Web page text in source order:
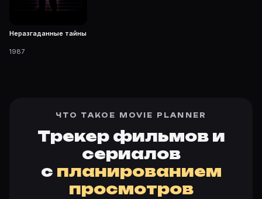
Неразгаданные тайны
1987
ЧТО ТАКОЕ MOVIE PLANNER
Трекер фильмов и
сериалов
с планированием
просмотров